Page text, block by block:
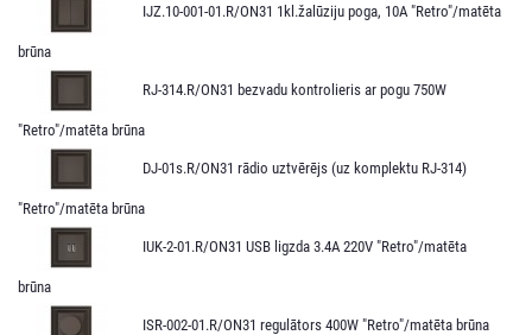
IJZ.10-001-01.R/ON31 1kl.žalūziju poga, 10A "Retro"/matēta
brūna
RJ-314.R/ON31 bezvadu kontrolieris ar pogu 750W
"Retro"/matēta brūna
DJ-01s.R/ON31 rādio uztvērējs (uz komplektu RJ-314)
"Retro"/matēta brūna
IUK-2-01.R/ON31 USB ligzda 3.4A 220V "Retro"/matēta
brūna
ISR-002-01.R/ON31 regulātors 400W "Retro"/matēta brūna